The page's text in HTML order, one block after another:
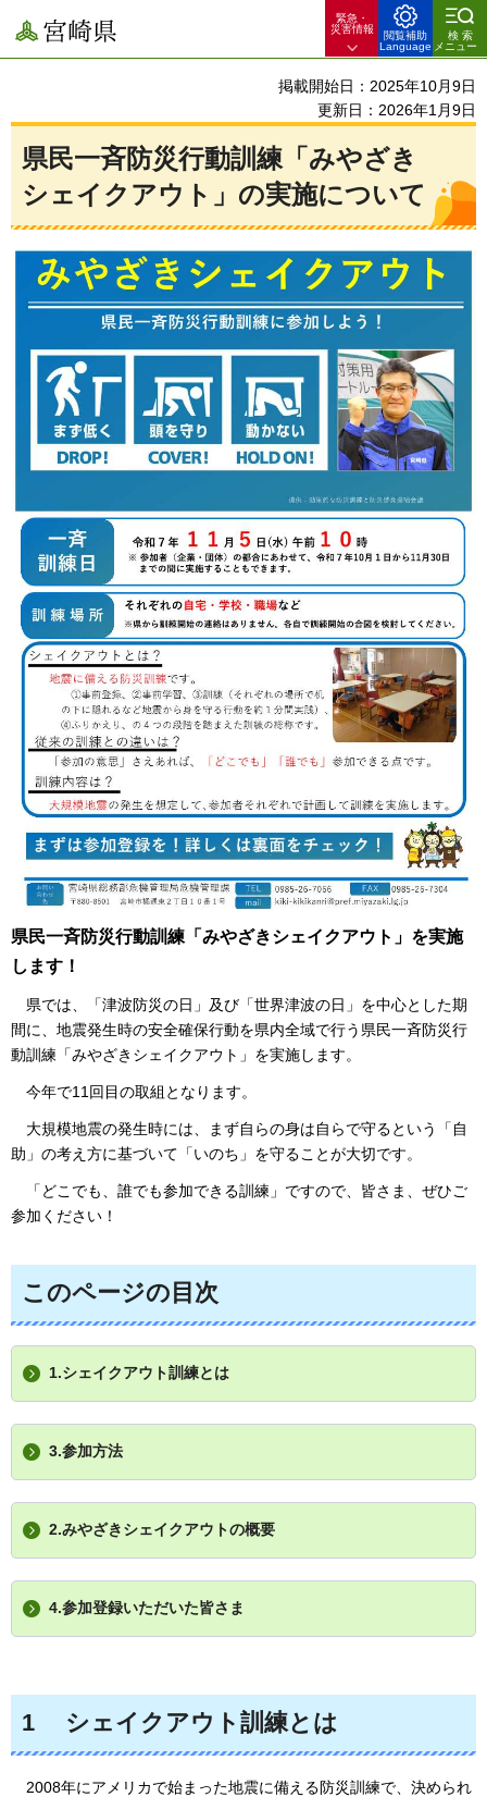
宮崎県
緊急・
災害情報
閲覧補助
Language
検索
メニュー
掲載開始日：2025年10月9日
更新日：2026年1月9日
県民一斉防災行動訓練「みやざき
シェイクアウト」の実施について
県民一斉防災行動訓練「みやざきシェイクアウト」を実施
します！
県では 、「津波防災の日」及び「世界津波の日」を中心とした期
間に、地震発生時の安全確保行動を県内全域で行う県民一斉防災行
動訓練「みやざきシェイクアウト」を実施します。
今年で11 回目の取組となります。
大規模地震の発生時には、まず自らの身は自らで守るという「自
助」の考え方に基づいて「いのち」を守ることが大切です。
「どこでも、誰でも参加できる訓練」ですので、皆さま、ぜひご
参加ください！
このページの目次
1.シェイクアウト訓練とは
3.参加方法
2.みやざきシェイクアウトの概要
4.参加登録いただいた皆さま
1 シェイクアウト訓練とは
2008年にアメリカで始まった地震に備える防災訓練で、決められ